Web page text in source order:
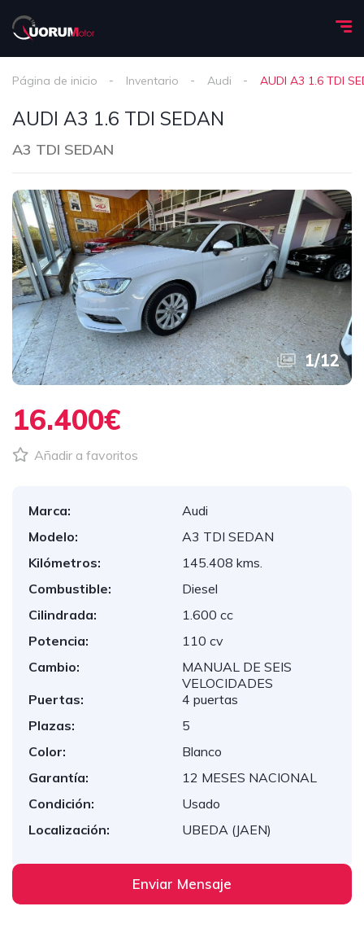
Página de inicio Inventario Audi AUDI A3 1.6 TDI
AUDI A3 1.6 TDI SEDAN
A3 TDI SEDAN
1/12
16.400€
Añadir a favoritos
Marca:
Audi
Modelo:
A3 TDI SEDAN
Kilómetros:
145.408 kms.
Combustible:
Diesel
Cilindrada:
1.600 cc
Potencia:
110 cv
Cambio:
MANUAL DE SEIS
VELOCIDADES
Puertas:
4 puertas
Plazas:
5
Color:
Blanco
Garantía:
12 MESES NACIONAL
Condición:
Usado
Localización:
UBEDA (JAEN)
Enviar Mensaje